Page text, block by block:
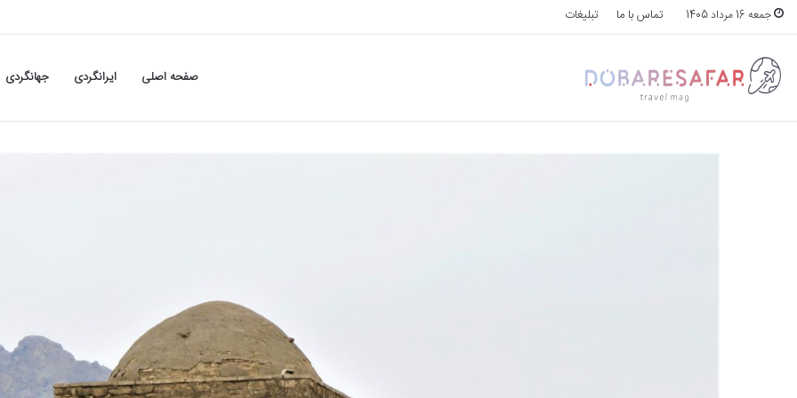
جمعه 16 مرداد 1405 تماس با ما تبلیغات
صفحه اصلی ایرانگردی جهانگردی